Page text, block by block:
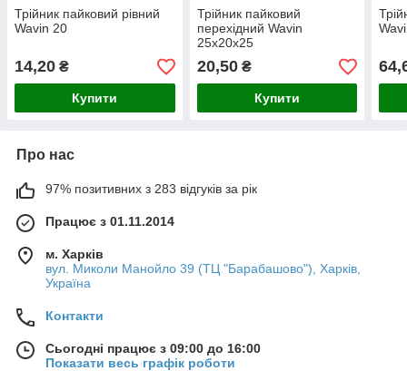
Трійник пайковий рівний
Wavin 20
14,20 ₴
Купити
Трійник пайковий
перехідний Wavin
25х20х25
20,50₴
Купити
Про нас
97% позитивних з 283 відгуків за рік
Працює з 01.11.2014
м. Харків
вул. Миколи Манойло 39 (ТЦ "Барабашово"), Харків,
Україна
Контакти
Сьогодні працює з 09:00 до 16:00
Показати весь графік роботи